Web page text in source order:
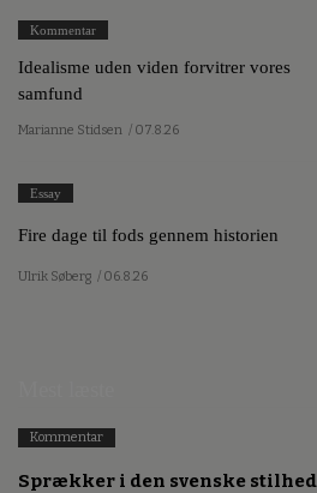
Kommentar
Idealisme uden viden forvitrer vores
samfund
Marianne Stidsen / 07.8.26
Essay
Fire dage til fods gennem historien
Ulrik Søberg / 06.8.26
Kommentar
Sprækker i den svenske stilhed